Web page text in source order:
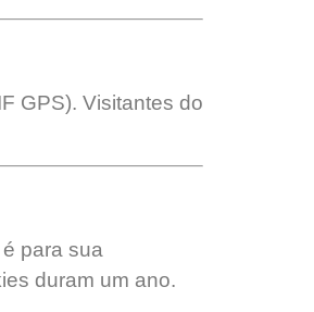
GPS). Visitantes do
para sua
duram um ano.